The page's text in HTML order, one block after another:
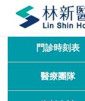
門診時刻表
醫療團隊